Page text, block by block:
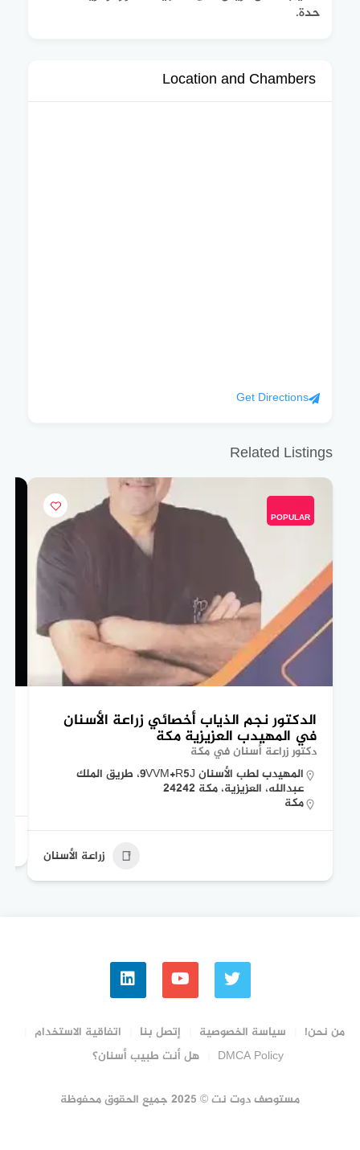
حدة.
Location and Chambers
Get Directions
Related Listings
POPULAR
الدكتور نجم الذياب أخصائي زراعة الأسنان
في المهيدب العزيزية مكة
دكتور زراعة أسنان في مكة
المهيدب لطب الأسنان 9VVM+R5J، طريق الملك
عبدالله، العزيزية، مكة 24242
مكة
زراعة الأسنان
من نحن! سياسة الخصوصية إتصل بنا
اتفاقية الاستخدام
DMCA Policy
هل أنت طبيب أسنان؟
مستوصف دوت نت © 2025 جميع الحقوق محفوظة